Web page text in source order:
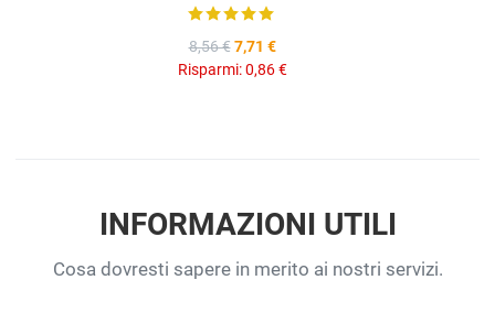
8,56 € 7,71 €
Risparmi:0,86 €
INFORMAZIONI UTILI
Cosa dovresti sapere in merito ai nostri servizi.